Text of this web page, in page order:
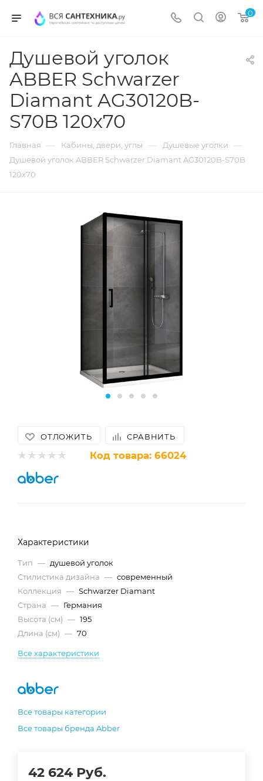
0
Душевой уголок
ABBER Schwarzer
Diamant AG30120B-
S70B 120x70
Главная — Кабины, двери, углы — Душевые уголки —
Душевой уголок ABBER Schwarzer Diamant AG30120B-S70B
120x70
ОТЛОЖИТЬ СРАВНИТЬ
Код товара: 66024
Характеристики
Тип — душевой уголок
Стилистика дизайна — современный
Коллекция — Schwarzer Diamant
Страна — Германия
Высота (см) — 195
Длина (см) — 70
Все характеристики
Все товары категории
Все товары бренда Abber
42 624 Руб.